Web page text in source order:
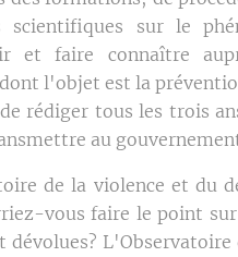
scientifiques sur le
et faire connaître
l'objet est la
rédiger tous les trois
au
de la violence et du
vous faire le point
dévolues?